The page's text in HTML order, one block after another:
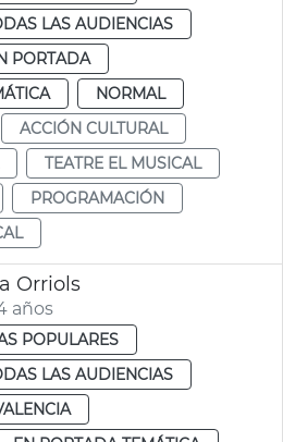
LAS AUDIENCIAS
PORTADA
NORMAL
ACCIÓN CULTURAL
TEATRE EL MUSICAL
PROGRAMACIÓN
Orriols
años
POPULARES
LAS AUDIENCIAS